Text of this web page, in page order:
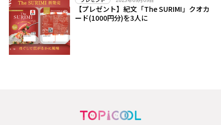
【プレゼント】紀文「The SURIMI」クオカ
ード(1000円分)を3人に